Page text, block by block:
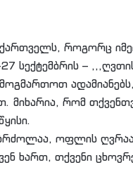
როგორც
სექტემბრის –
მიხარია, რომ
ოფლის
ხართ, თქვენი